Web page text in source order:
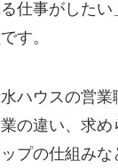
仕事がした
す。
ハウスの営業
の違い、求め
プの仕組み